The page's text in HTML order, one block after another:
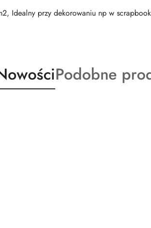
Idealny przy dekorowaniu np w
Produkty
o
Podobne